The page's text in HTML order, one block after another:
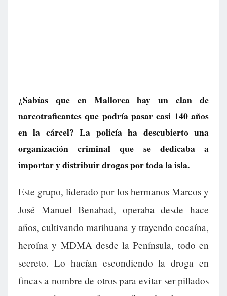
¿Sabías que en Mallorca hay un clan de
narcotraficantes que podría pasar casi 140 años
en la cárcel? La policía ha descubierto una
organización criminal que se dedicaba a
importar y distribuir drogas por toda la isla.
Este grupo, liderado por los hermanos Marcos y
José Manuel Benabad, operaba desde hace
años, cultivando marihuana y trayendo cocaína,
heroína y MDMA desde la Península, todo en
secreto. Lo hacían escondiendo la droga en
fincas a nombre de otros para evitar ser pillados